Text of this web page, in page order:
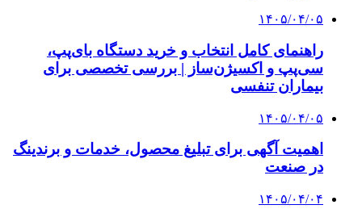
۱۴۰۵/۰۴/۰۵
راهنمای کامل انتخاب و خرید دستگاه بای‌پپ،
سی‌پپ و اکسیژن‌ساز | بررسی تخصصی برای
بیماران تنفسی
۱۴۰۵/۰۴/۰۵
اهمیت آگهی برای تبلیغ محصول، خدمات و برندینگ
در صنعت
۱۴۰۵/۰۴/۰۴